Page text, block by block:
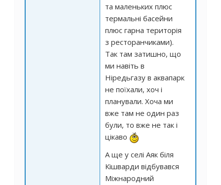
та маленьких плюс
термальні басейни
плюс гарна територія
з ресторанчиками).
Так там затишно, що
ми навіть в
Ніредьгазу в аквапарк
не поїхали, хоч і
планували. Хоча ми
вже там не один раз
були, то вже не так і
цікаво
А ще у селі Аяк біля
Кішварди відбувався
Міжнародний